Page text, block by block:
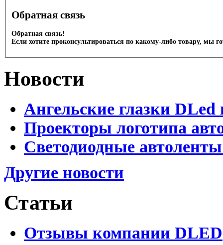
Обратная связь
Обратная связь!
Если хотите проконсультироваться по какому-либо товару, мы
Новости
Ангельские глазки DLed
Проекторы логотипа
Светодиодные
Другие новости
Статьи
Отзывы компании DLED